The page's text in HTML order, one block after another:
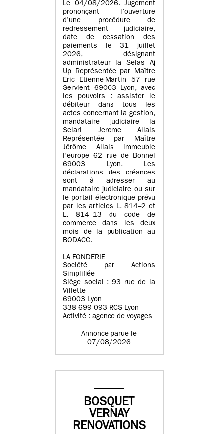
Le 04/08/2026. Jugement
prononçant l’ouverture
d’une procédure de
redressement judiciaire,
date de cessation des
paiements le 31 juillet
2026, désignant
administrateur la Selas Aj
Up Représentée par Maître
Eric Etienne-Martin 57 rue
Servient 69003 Lyon, avec
les pouvoirs : assister le
débiteur dans tous les
actes concernant la gestion,
mandataire judiciaire la
Selarl Jerome Allais
Représentée par Maître
Jérôme Allais immeuble
l’europe 62 rue de Bonnel
69003 Lyon. Les
déclarations des créances
sont à adresser au
mandataire judiciaire ou sur
le portail électronique prévu
par les articles L. 814–2 et
L. 814–13 du code de
commerce dans les deux
mois de la publication au
BODACC.
LA FONDERIE
Société par Actions
Simplifiée
Siège social : 93 rue de la
Villette
69003 Lyon
338 699 093 RCS Lyon
Activité : agence de voyages
Annonce parue le
07/08/2026
BOSQUET
VERNAY
RENOVATIONS